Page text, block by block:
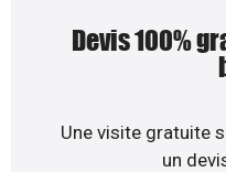
Devis 100%
Une visite gratuite
un